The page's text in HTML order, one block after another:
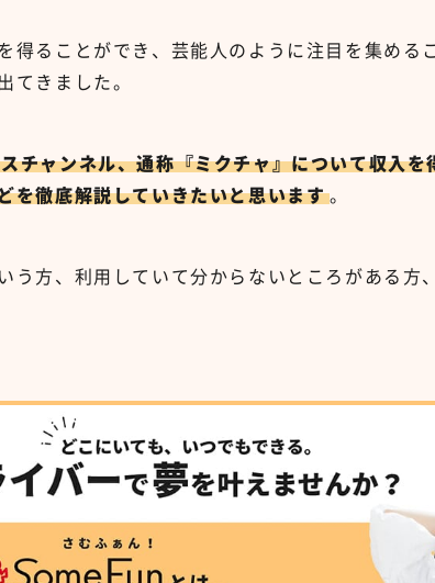
得ることができ、芸能人のように注目を集める
てきました。
チャンネル、通称『ミクチャ』について収入を
を徹底解説していきたいと思います 。
う方、利用していて分からないところがある方